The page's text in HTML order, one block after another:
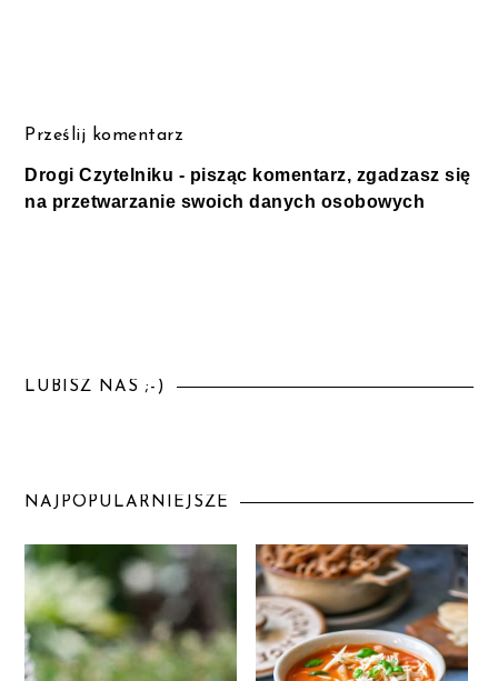
Prześlij komentarz
Drogi Czytelniku - pisząc komentarz, zgadzasz się
na przetwarzanie swoich danych osobowych
LUBISZ NAS ;-)
NAJPOPULARNIEJSZE